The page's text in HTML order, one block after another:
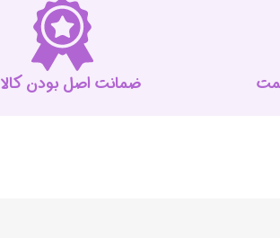
ضمانت اصل بودن کالا